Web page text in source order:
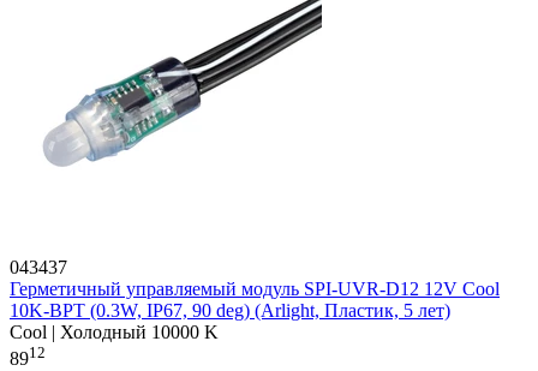
043437
Герметичный управляемый модуль SPI-UVR-D12 12V Cool
10K-BPT (0.3W, IP67, 90 deg) (Arlight, Пластик, 5 лет)
Cool | Холодный 10000 K
8912